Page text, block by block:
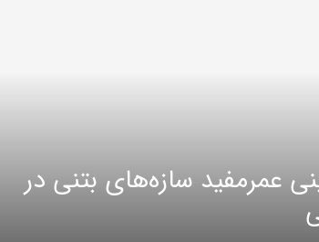
عمرمفید سازه‌های بتنی در